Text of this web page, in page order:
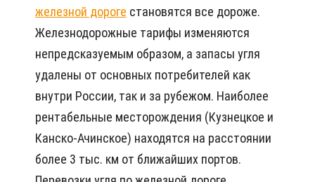
железной дороге становятся все дороже.
Железнодорожные тарифы изменяются
непредсказуемым образом, а запасы угля
удалены от основных потребителей как
внутри России, так и за рубежом. Наиболее
рентабельные месторождения (Кузнецкое и
Канско-Ачинское) находятся на расстоянии
более 3 тыс. км от ближайших портов.